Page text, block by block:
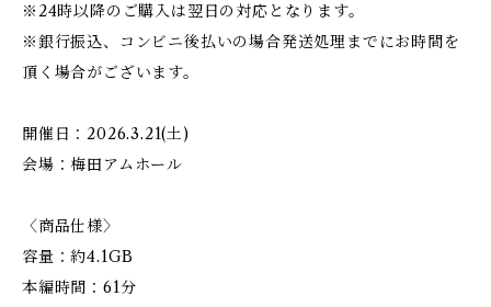
※24時以降のご購入は翌日の対応となります。
※銀行振込、コンビニ後払いの場合発送処理までにお時間を
頂く場合がございます。
開催日：2026.3.21(土)
会場：梅田アムホール
〈商品仕様〉
容量：約4.1GB
本編時間：61分